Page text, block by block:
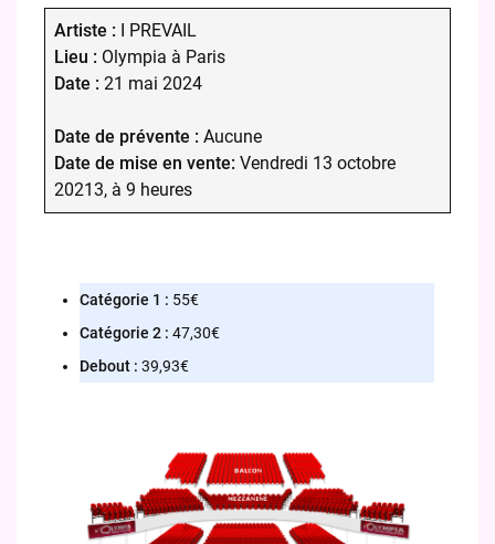
Artiste : I PREVAIL
Lieu : Olympia à Paris
Date : 21 mai 2024
Date de prévente : Aucune
Date de mise en vente: Vendredi 13 octobre
20213, à 9 heures
Catégorie 1 : 55€
Catégorie 2 : 47,30€
Debout : 39,93€